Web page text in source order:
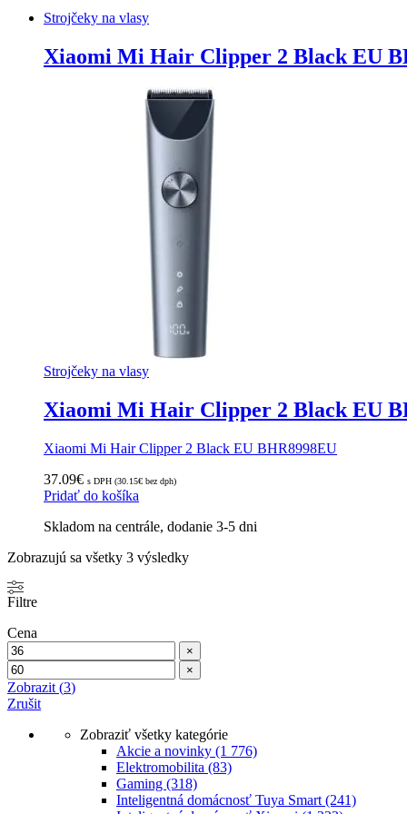
Strojčeky na vlasy
Xiaomi Mi Hair Clipper 2 Black EU
Strojčeky na vlasy
Xiaomi Mi Hair Clipper 2 Black EU
Xiaomi Mi Hair Clipper 2 Black EU BHR8998EU
37.09€ s DPH (30.15€ bez dph)
Pridať do košíka
Skladom na centrále, dodanie 3-5 dni
Zobrazujú sa všetky 3 výsledkyZoradené
Filtre
Cena
×
×
Zobrazit (3)
Zrušit
Zobraziť všetky kategórie
Akcie a novinky (1 776)
Elektromobilita (83)
Gaming (318)
Inteligentná domácnosť Tuya Smart (241)